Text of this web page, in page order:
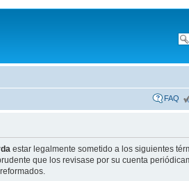
FAQ
estar legalmente sometido a los siguientes
que los revisase por su cuenta